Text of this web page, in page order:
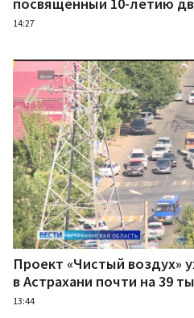
посвященный 10-летию
14:27
Проект «Чистый воздух»
в Астрахани почти на 39
13:44